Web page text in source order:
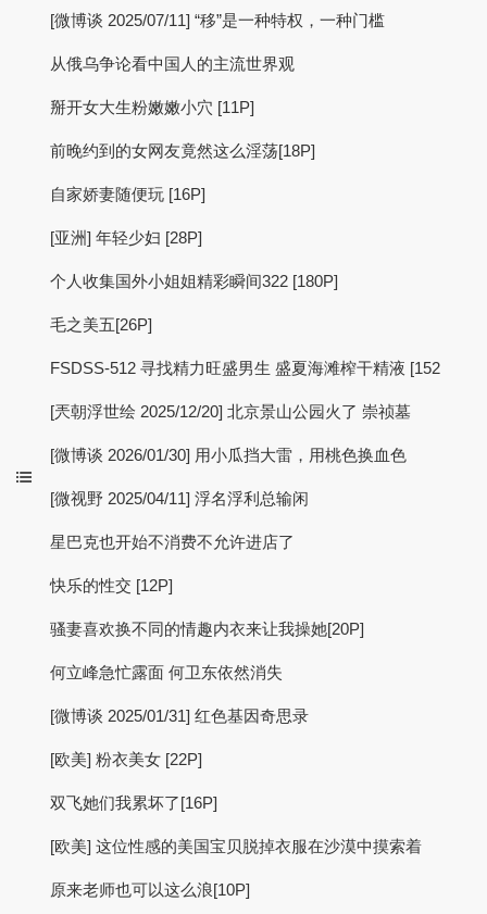
[微博谈 2025/07/11] “移”是一种特权，一种门槛
从俄乌争论看中国人的主流世界观
掰开女大生粉嫩嫩小穴 [11P]
前晚约到的女网友竟然这么淫荡[18P]
自家娇妻随便玩 [16P]
[亚洲] 年轻少妇 [28P]
个人收集国外小姐姐精彩瞬间322 [180P]
毛之美五[26P]
FSDSS-512 寻找精力旺盛男生 盛夏海滩榨干精液 [152
[兲朝浮世绘 2025/12/20] 北京景山公园火了 崇祯墓
[微博谈 2026/01/30] 用小瓜挡大雷，用桃色换血色
[微视野 2025/04/11] 浮名浮利总输闲
星巴克也开始不消费不允许进店了
快乐的性交 [12P]
骚妻喜欢换不同的情趣内衣来让我操她[20P]
何立峰急忙露面 何卫东依然消失
[微博谈 2025/01/31] 红色基因奇思录
[欧美] 粉衣美女 [22P]
双飞她们我累坏了[16P]
[欧美] 这位性感的美国宝贝脱掉衣服在沙漠中摸索着
原来老师也可以这么浪[10P]